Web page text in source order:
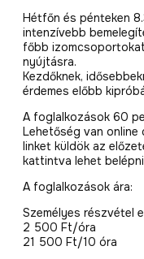
Hétfőn és pénteken
intenzívebb
főbb
nyújtásra.
Kezdőknek,
érdemes előbb
A foglalkozások 60
Lehetőség van online
linket küldök az
kattintva lehet
A foglalkozások ára:
Személyes részvétel
2 500 Ft/óra
21 500 Ft/10 óra